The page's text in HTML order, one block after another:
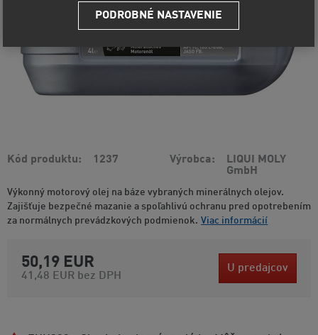
Kód produktu 1237 Výrobca
LIQUI MOLY
GmbH
Výkonný motorový olej na báze vybraných minerálnych olejov.
Zajišťuje bezpečné mazanie a spoľahlivú ochranu pred opotrebením
za normálnych prevádzkových podmienok. Viac informácií
50,19 EUR
41,48 EUR bez DPH
U predajcov
PODROBNÉ NASTAVENIE